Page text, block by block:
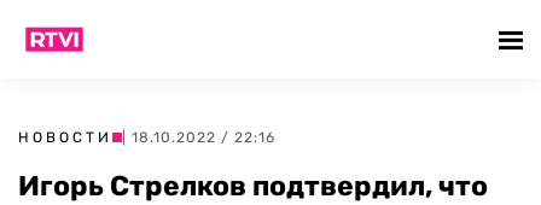
НОВОСТИ | 18.10.2022 / 22:16
Игорь Стрелков подтвердил, что